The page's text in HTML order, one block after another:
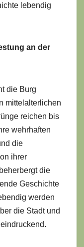
lebendig
an der
die Burg
mittelalterlichen
reichen bis
wehrhaften
die
ihrer
die
Geschichte
werden
die Stadt und